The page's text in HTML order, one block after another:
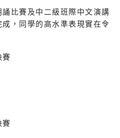
比賽及中二級班際中文演講
，同學的高水準表現實在令
賽
賽